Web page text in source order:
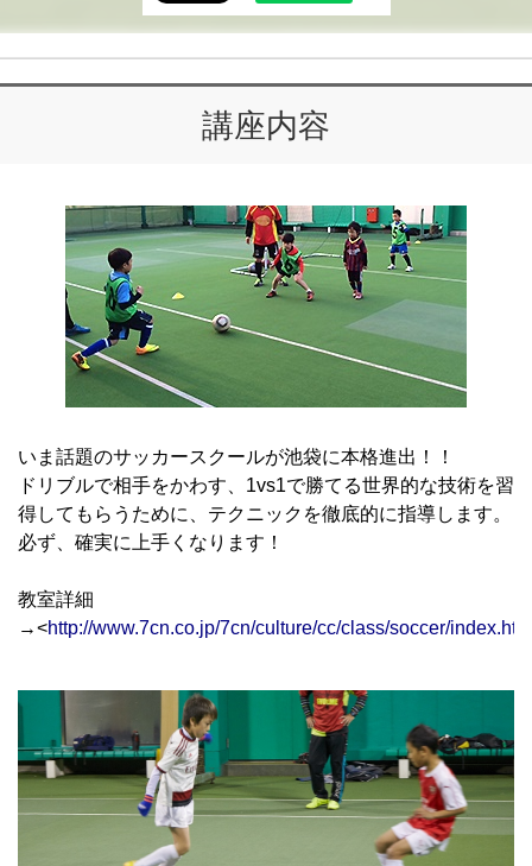
講座内容
いま話題のサッカースクールが池袋に本格進出！！
ドリブルで相手をかわす、1vs1で勝てる世界的な技術を習
得してもらうために、テクニックを徹底的に指導します。
必ず、確実に上手くなります！
教室詳細
→<http://www.7cn.co.jp/7cn/culture/cc/class/soccer/